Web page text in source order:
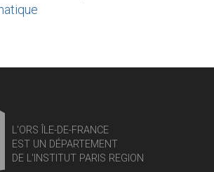
L'ORS ÎLE-DE-FRANCE
EST UN DÉPARTEMENT
DE L'INSTITUT PARIS REGION